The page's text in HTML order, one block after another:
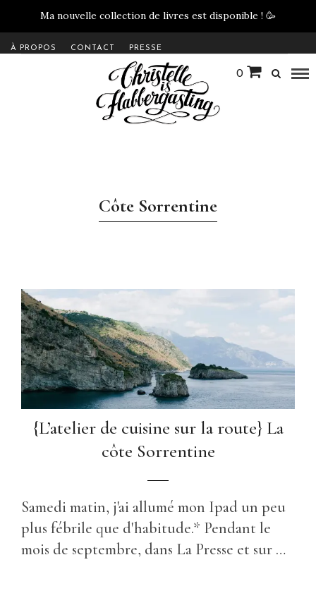
Ma nouvelle collection de livres est disponible ! 🥳
À PROPOS CONTACT PRESSE
0
Côte Sorrentine
{L’atelier de cuisine sur la route} La
côte Sorrentine
Samedi matin, j'ai allumé mon Ipad un peu
plus fébrile que d'habitude.* Pendant le
mois de septembre, dans La Presse et sur …